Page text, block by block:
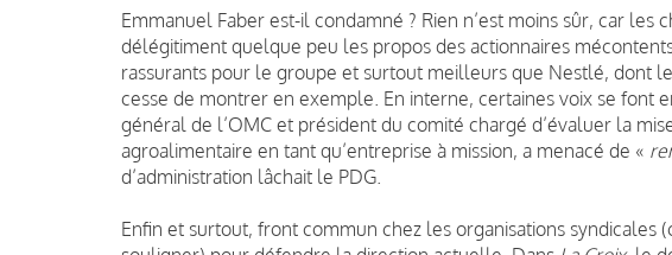
Emmanuel Faber est-il condamné ? Rien n’est moins sûr, car les
délégitiment quelque peu les propos des actionnaires
rassurants pour le groupe et surtout meilleurs que Nestlé, dont
cesse de montrer en exemple. En interne, certaines voix se font
général de l’OMC et président du comité chargé d’évaluer la
agroalimentaire en tant qu’entreprise à mission, a menacé de «
d’administration lâchait le PDG.
Enfin et surtout, front commun chez les organisations syndicales